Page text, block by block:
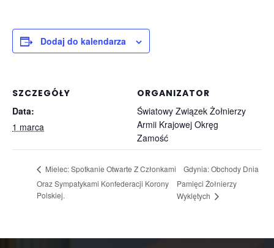
Dodaj do kalendarza
SZCZEGÓŁY
Data:
1 marca
ORGANIZATOR
Światowy Związek Żołnierzy
Armii Krajowej Okręg
Zamość
Mielec: Spotkanie Otwarte Z Członkami
Oraz Sympatykami Konfederacji Korony
Polskiej.
Gdynia: Obchody Dnia
Pamięci Żołnierzy
Wyklętych